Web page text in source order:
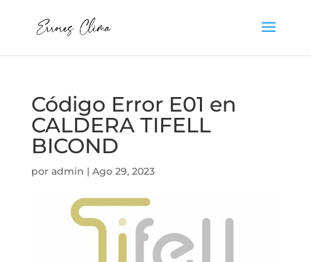
Código Error E01 en
CALDERA TIFELL
BICOND
por admin | Ago 29, 2023